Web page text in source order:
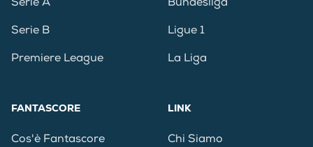
Serie A
Serie B
Premiere League
Bundesliga
Ligue 1
La Liga
FANTASCORE
Cos'è Fantascore
LINK
Chi Siamo